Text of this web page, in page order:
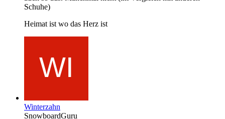
Schuhe)
Heimat ist wo das Herz ist
Winterzahn
SnowboardGuru